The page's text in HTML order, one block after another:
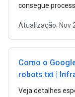
consegue
Google.
Atualização: Nov
Como o
robots.txt |
Google
Veja detalhes